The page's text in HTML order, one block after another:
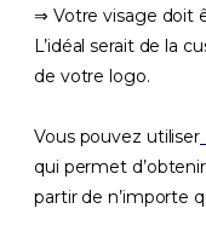
⇒ Votre visage doit
L’idéal serait de la
de votre logo.
Vous pouvez utiliser
qui permet
partir de n’importe